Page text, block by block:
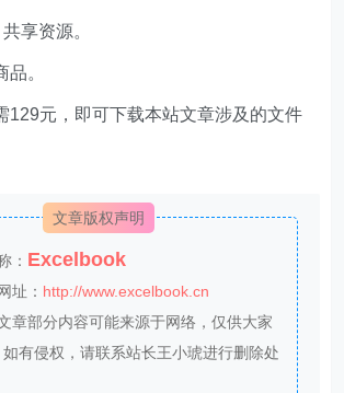
享资源。
。
129元，即可下载本站文章涉及的文件
文章版权声明
： Excelbook
址： http://www.excelbook.cn
章部分内容可能来源于网络，仅供大家
有侵权，请联系站长王小琥进行删除处